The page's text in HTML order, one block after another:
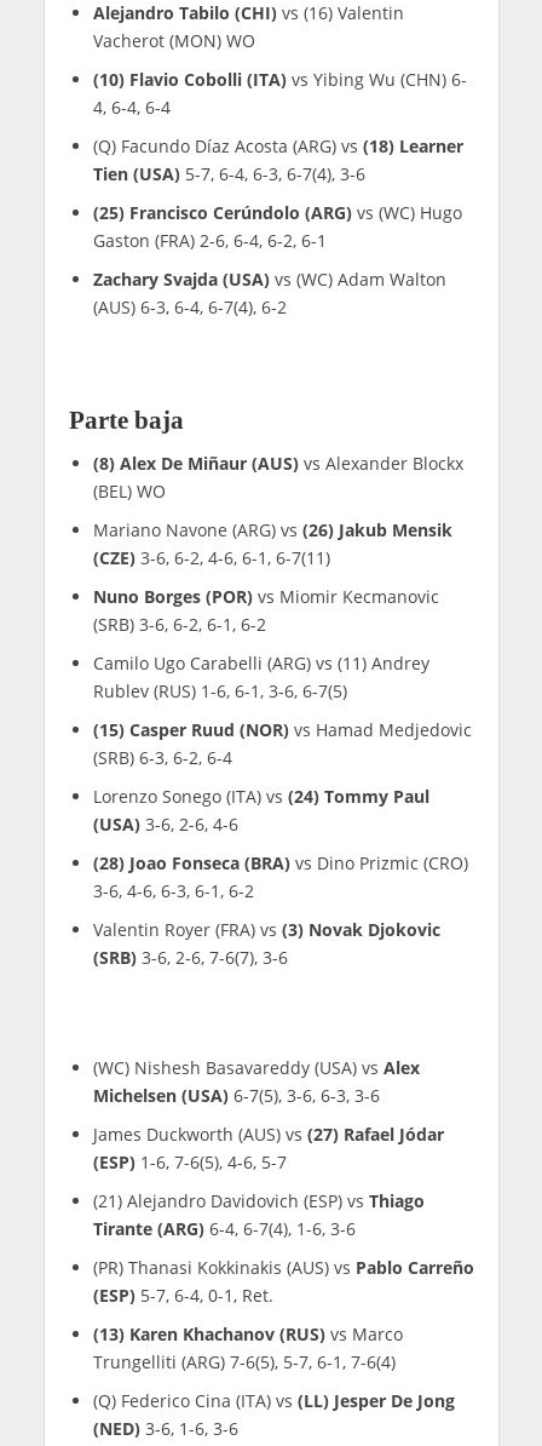
Alejandro Tabilo (CHI)vs (16) Valentin
Vacherot (MON) WO
(10) Flavio Cobolli (ITA)vs Yibing Wu (CHN) 6-
4, 6-4, 6-4
(Q) Facundo Díaz Acosta (ARG) vs (18) Learner
Tien (USA)5-7, 6-4, 6-3, 6-7(4), 3-6
(25) Francisco Cerúndolo (ARG)vs (WC) Hugo
Gaston (FRA) 2-6, 6-4, 6-2, 6-1
Zachary Svajda (USA)vs (WC) Adam Walton
(AUS) 6-3, 6-4, 6-7(4), 6-2
Parte baja
(8) Alex De Miñaur (AUS)vs Alexander Blockx
(BEL) WO
Mariano Navone (ARG) vs (26) Jakub Mensik
(CZE)3-6, 6-2, 4-6, 6-1, 6-7(11)
Nuno Borges (POR)vs Miomir Kecmanovic
(SRB) 3-6, 6-2, 6-1, 6-2
Camilo Ugo Carabelli (ARG) vs (11) Andrey
Rublev (RUS) 1-6, 6-1, 3-6, 6-7(5)
(15) Casper Ruud (NOR)vs Hamad Medjedovic
(SRB) 6-3, 6-2, 6-4
Lorenzo Sonego (ITA) vs (24) Tommy Paul
(USA)3-6, 2-6, 4-6
(28) Joao Fonseca (BRA)vs Dino Prizmic (CRO)
3-6, 4-6, 6-3, 6-1, 6-2
Valentin Royer (FRA) vs (3) Novak Djokovic
(SRB)3-6, 2-6, 7-6(7), 3-6
(WC) Nishesh Basavareddy (USA) vs Alex
Michelsen (USA)6-7(5), 3-6, 6-3, 3-6
James Duckworth (AUS) vs (27) Rafael Jódar
(ESP)1-6, 7-6(5), 4-6, 5-7
(21) Alejandro Davidovich (ESP) vs Thiago
Tirante (ARG)6-4, 6-7(4), 1-6, 3-6
(PR) Thanasi Kokkinakis (AUS) vs Pablo Carreño
(ESP)5-7, 6-4, 0-1, Ret.
(13) Karen Khachanov (RUS)vs Marco
Trungelliti (ARG) 7-6(5), 5-7, 6-1, 7-6(4)
(Q) Federico Cina (ITA) vs (LL) Jesper De Jong
(NED)3-6, 1-6, 3-6